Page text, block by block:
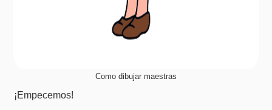
Como dibujar maestras
¡Empecemos!